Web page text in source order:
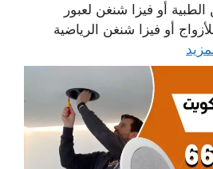
أو فيزا شنغن لعبور
أو فيزا شنغن الرياضية